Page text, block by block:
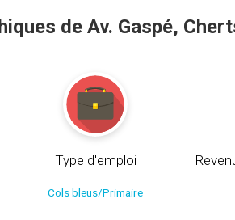
de Av. Gaspé,
Type d'emploi
Cols bleus/Primaire